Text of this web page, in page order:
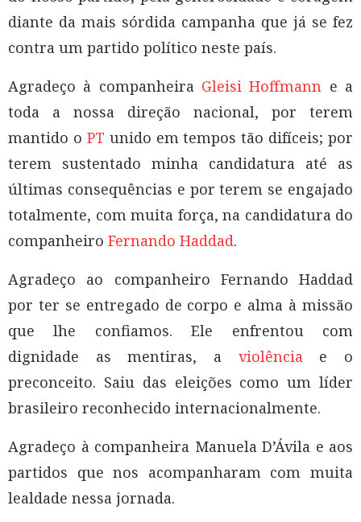
diante da mais sórdida campanha que já se fez
contra um partido político neste país.
Agradeço à companheira Gleisi Hoffmann e a
toda a nossa direção nacional, por terem
mantido o PT unido em tempos tão difíceis; por
terem sustentado minha candidatura até as
últimas consequências e por terem se engajado
totalmente, com muita força, na candidatura do
companheiro Fernando Haddad.
Agradeço ao companheiro Fernando Haddad
por ter se entregado de corpo e alma à missão
que lhe confiamos. Ele enfrentou com
dignidade as mentiras, a violênciae o
preconceito. Saiu das eleições como um líder
brasileiro reconhecido internacionalmente.
Agradeço à companheira Manuela D’Ávila e aos
partidos que nos acompanharam com muita
lealdade nessa jornada.